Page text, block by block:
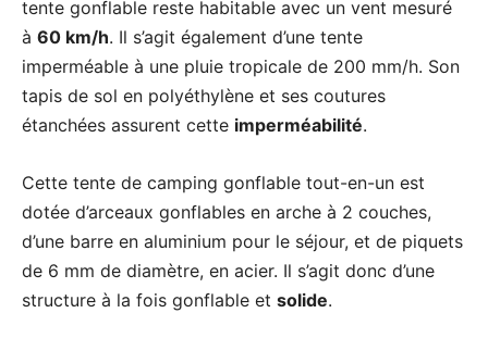
tente gonflable reste habitable avec un vent mesuré
à 60 km/h. Il s’agit également d’une tente
imperméable à une pluie tropicale de 200 mm/h. Son
tapis de sol en polyéthylène et ses coutures
étanchées assurent cette imperméabilité.
Cette tente de camping gonflable tout-en-un est
dotée d’arceaux gonflables en arche à 2 couches,
d’une barre en aluminium pour le séjour, et de piquets
de 6 mm de diamètre, en acier. Il s’agit donc d’une
structure à la fois gonflable et solide.